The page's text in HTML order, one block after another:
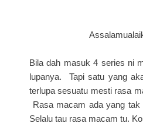
Bila dah masuk 4 series ni
lupanya. Tapi satu yang
terlupa sesuatu mesti rasa
Rasa macam ada yang
Selalu tau rasa macam tu.